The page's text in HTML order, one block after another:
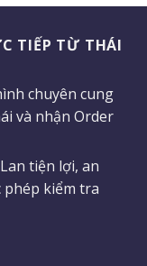
TIẾP TỪ THÁI
chuyên cung
và nhận Order
tiện lợi, an
phép kiểm tra